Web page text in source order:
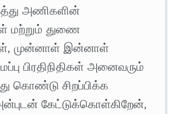
அணிகளின்
மற்றும் துணை
முன்னாள் இன்னாள்
பிரதிநிதிகள் அனைவரும்
கொண்டு சிறப்பிக்க
கேட்டுக்கொள்கிறேன்,